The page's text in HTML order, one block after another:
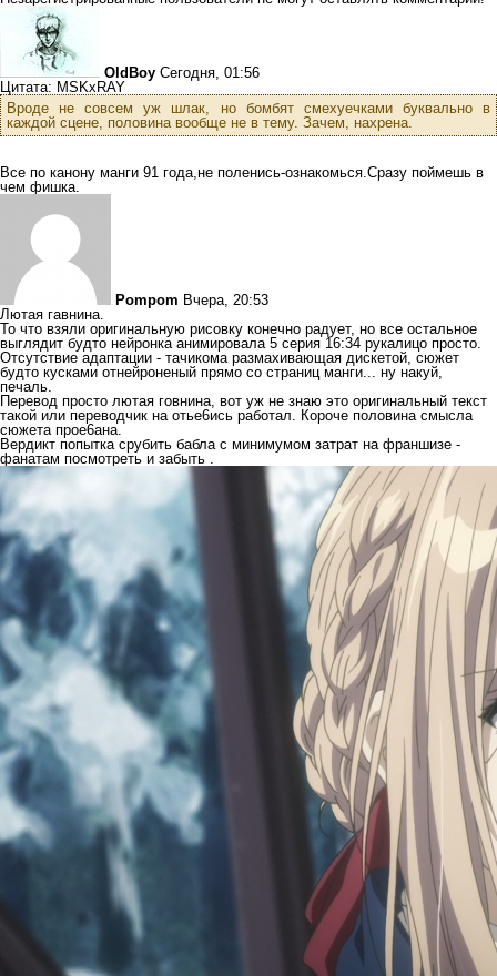
OldBoy Сегодня, 01:56
Цитата: MSKxRAY
Вроде не совсем уж шлак, но бомбят смехуечками буквально в
каждой сцене, половина вообще не в тему. Зачем, нахрена.
Все по канону манги 91 года,не поленись-ознакомься.Сразу поймешь в
чем фишка.
Pompom Вчера, 20:53
Лютая гавнина.
То что взяли оригинальную рисовку конечно радует, но все остальное
выглядит будто нейронка анимировала 5 серия 16:34 рукалицо просто.
Отсутствие адаптации - тачикома размахивающая дискетой, сюжет
будто кусками отнейроненый прямо со страниц манги... ну накуй,
печаль.
Перевод просто лютая говнина, вот уж не знаю это оригинальный текст
такой или переводчик на отье6ись работал. Короче половина смысла
сюжета прое6ана.
Вердикт попытка срубить бабла с минимумом затрат на франшизе -
фанатам посмотреть и забыть .